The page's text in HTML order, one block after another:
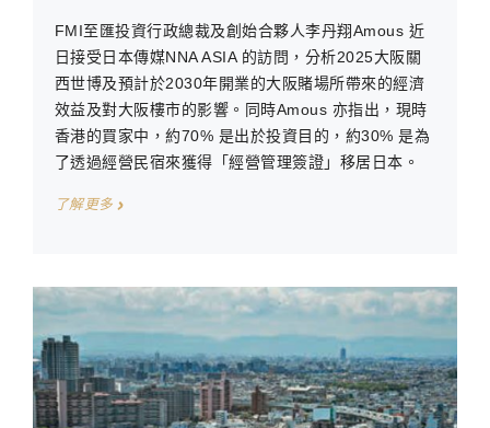
FMI至匯投資行政總裁及創始合夥人李丹翔Amous 近
日接受日本傳媒NNA ASIA 的訪問，分析2025大阪關
西世博及預計於2030年開業的大阪賭場所帶來的經濟
效益及對大阪樓市的影響。同時Amous 亦指出，現時
香港的買家中，約70% 是出於投資目的，約30% 是為
了透過經營民宿來獲得「經營管理簽證」移居日本。
了解更多